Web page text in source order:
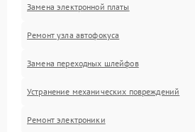
Замена электронной платы
Ремонт узла автофокуса
Замена переходных шлейфов
Устранение механических повреждений
Ремонт электроники